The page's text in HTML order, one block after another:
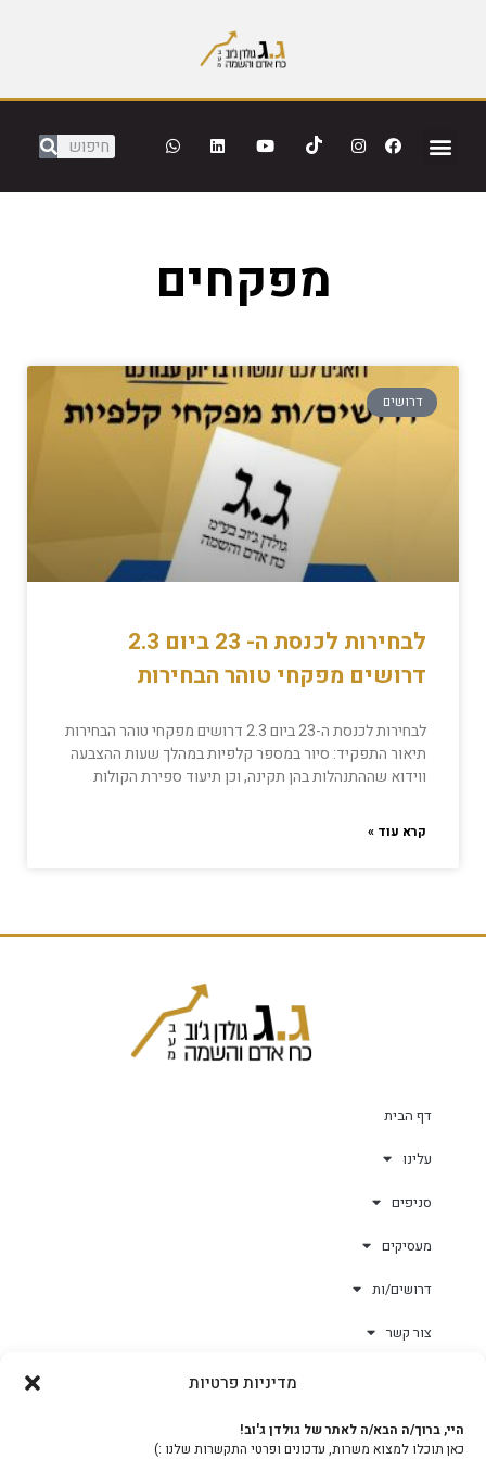
מדיניות פרטיות
היי, ברוך/ה הבא/ה לאתר של גולדן ג'וב!
כאן תוכלו למצוא משרות, עדכונים ופרטי התקשרות שלנו :)
מפקחים
דרושים
לבחירות לכנסת ה- 23 ביום 2.3
דרושים מפקחי טוהר הבחירות
לבחירות לכנסת ה-23 ביום 2.3 דרושים מפקחי טוהר הבחירות
תיאור התפקיד: סיור במספר קלפיות במהלך שעות ההצבעה
ווידוא שההתנהלות בהן תקינה, וכן תיעוד ספירת הקולות
קרא עוד »
דף הבית
עלינו
סניפים
מעסיקים
דרושים/ות
צור קשר
צוות